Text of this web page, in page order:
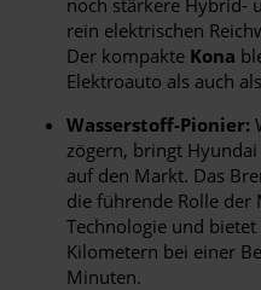
rein elektrischen
Der kompakte Kona
Elektroauto als auch
Wasserstoff-Pionier:
zögern, bringt
auf den Markt. Das
die führende Rolle der
Technologie und
Kilometern bei einer
Minuten.